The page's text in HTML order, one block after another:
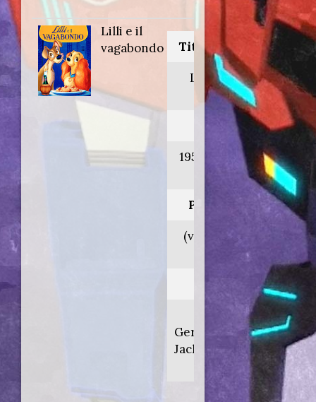
Lilli e il
vagabondo
Titolo originale:
Lady and the
tramp
Anno:
1955 (Doppiaggio
Personaggio:
(voce orig. Stan
Freberg)
Regia di:
Geronimi/Wilfred
Jackson/Hamilton
Luske